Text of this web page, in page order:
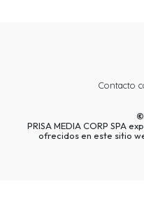
Contacto
©
PRISA MEDIA CORP SPA
ofrecidos en este sitio